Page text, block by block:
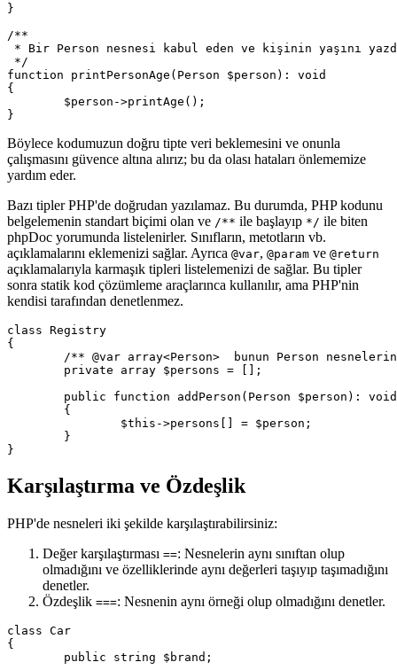
}
/**
* Bir Person nesnesi kabul eden ve kişinin yaşını
*/
function printPersonAge(Person $person): void
{
Böylece kodumuzun doğru tipte veri beklemesini ve onunla
çalışmasını güvence altına alırız; bu da olası hataları önlememize
yardım eder.
Bazı tipler PHP'de doğrudan yazılamaz. Bu durumda, PHP kodunu
belgelemenin standart biçimi olan ve /** ile başlayıp */ ile biten
phpDoc yorumunda listelenirler. Sınıfların, metotların vb.
açıklamalarını eklemenizi sağlar. Ayrıca @var, @param ve @return
açıklamalarıyla karmaşık tipleri listelemenizi de sağlar. Bu tipler
sonra statik kod çözümleme araçlarınca kullanılır, ama PHP'nin
kendisi tarafından denetlenmez.
class Registry
{
Karşılaştırma ve Özdeşlik
PHP'de nesneleri iki şekilde karşılaştırabilirsiniz:
Değer karşılaştırması ==: Nesnelerin aynı sınıftan olup
olmadığını ve özelliklerinde aynı değerleri taşıyıp taşımadığını
denetler.
Özdeşlik ===: Nesnenin aynı örneği olup olmadığını denetler.
class Car
{